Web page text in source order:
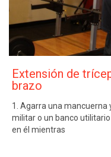
Extensión de
brazo
1. Agarra una mancuerna
militar o un banco
en él mientras